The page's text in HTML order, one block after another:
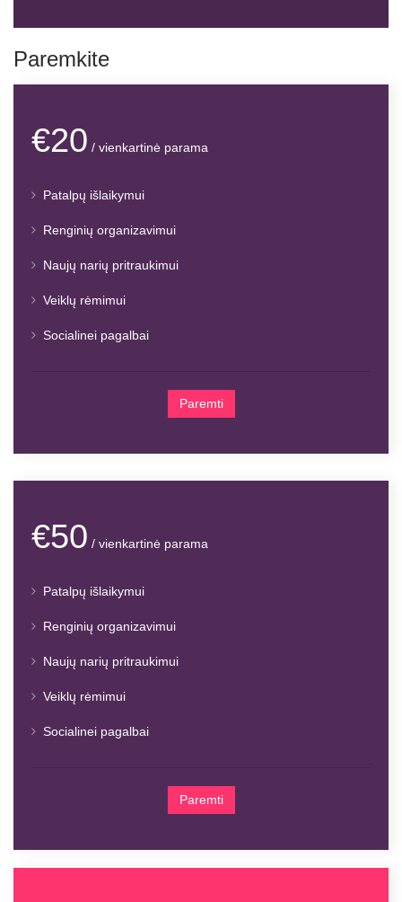
Paremkite
€20 / vienkartinė parama
Patalpų išlaikymui
Renginių organizavimui
Naujų narių pritraukimui
Veiklų rėmimui
Socialinei pagalbai
Paremti
€50 / vienkartinė parama
Patalpų išlaikymui
Renginių organizavimui
Naujų narių pritraukimui
Veiklų rėmimui
Socialinei pagalbai
Paremti